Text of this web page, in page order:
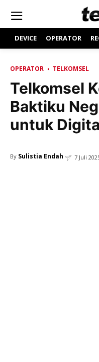
DEVICE OPERATOR
OPERATOR TELKOMSEL
Telkomsel
Baktiku
untuk
By Sulistia Endah 7 Juli